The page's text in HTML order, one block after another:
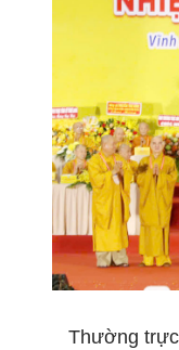
Thường